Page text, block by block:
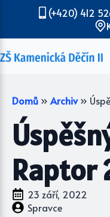
(+420) 412
Domů » Archiv »
Raptor
23 září, 2022
Spravce